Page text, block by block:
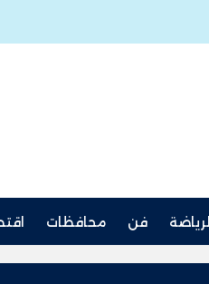
الرياضة فن محافظات